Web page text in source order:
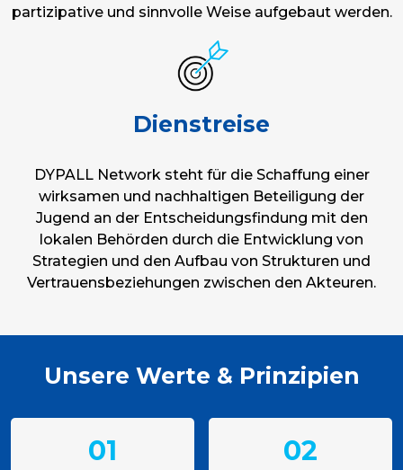
partizipative und sinnvolle Weise aufgebaut werden.
Dienstreise
DYPALL Network steht für die Schaffung einer
wirksamen und nachhaltigen Beteiligung der
Jugend an der Entscheidungsfindung mit den
lokalen Behörden durch die Entwicklung von
Strategien und den Aufbau von Strukturen und
Vertrauensbeziehungen zwischen den Akteuren.
Unsere Werte & Prinzipien
01 02